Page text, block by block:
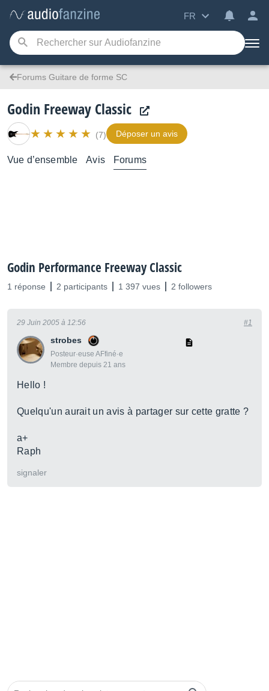
FR
Forums Guitare de forme SC
Godin Freeway Classic
(7) Déposer un avis
Vue d’ensemble Avis Forums
Godin Performance Freeway Classic
1 réponse 2 participants 1 397 vues 2 followers
strobes
Posteur·euse AFfiné·e
Membre depuis 21 ans
29 Juin 2005 à 12:56 #1
Hello !
Quelqu'un aurait un avis à partager sur cette gratte ?
a+
Raph
signaler